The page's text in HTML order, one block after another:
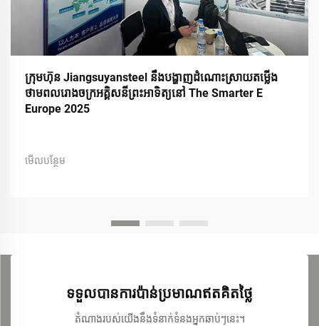
ក្រុមហ៊ុន Jiangsuyansteel នឹងបង្ហាញដំណោះស្រាយតម្លើង
ថាមពលរោងចក្រអគ្គិសនីព្រះអាទិត្យនៅ The Smarter E
Europe 2025
មើលបន្ថែម
ទទួលបានការប៉ាន់ប្រមាណឥតគិតថ្លៃ
តំណាងរបស់យើងនឹងទំនាក់ទំនងអ្នកឆាប់ៗនេះ។